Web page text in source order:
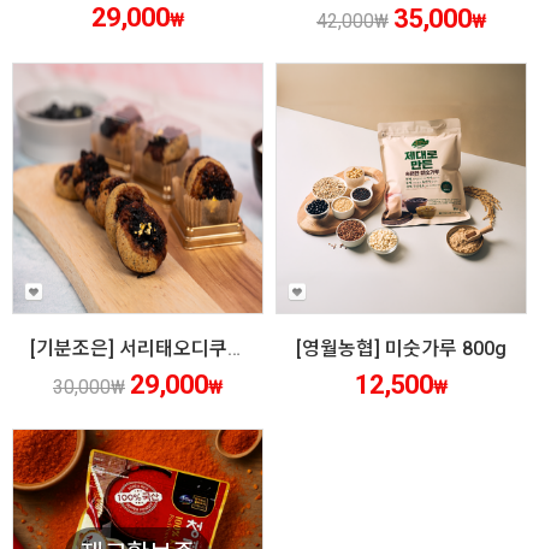
29,000₩
42,000₩ 35,000₩
[기분조은] 서리태오디쿠키 10개 세트
30,000₩ 29,000₩
[영월농협] 미숫가루 800g
12,500₩